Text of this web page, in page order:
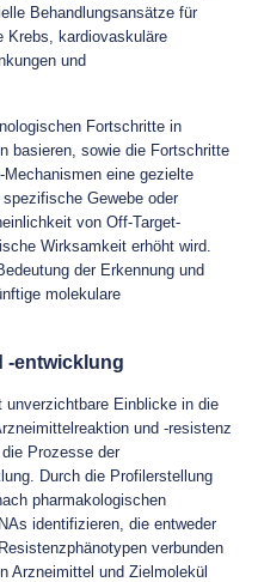
Behandlungsansätze für
Krebs, kardiovaskuläre
und
Fortschritte in
basieren, sowie die Fortschritte
eine gezielte
Gewebe oder
von Off-Target-
Wirksamkeit erhöht wird.
der Erkennung und
molekulare
-entwicklung
unverzichtbare Einblicke in die
und -resistenz
Prozesse der
Durch die Profilerstellung
pharmakologischen
identifizieren, die entweder
verbunden
Arzneimittel und Zielmolekül